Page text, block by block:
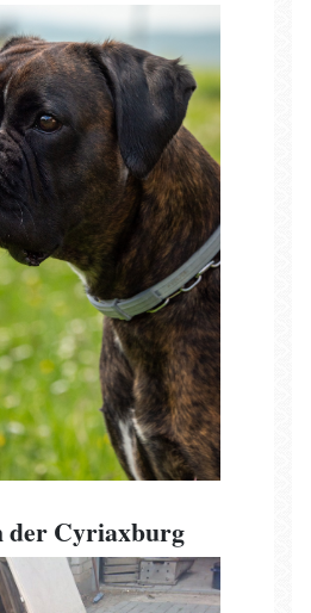
der Cyriaxburg